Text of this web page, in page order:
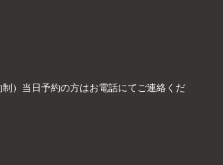
）当日予約の方はお電話にてご連絡くだ